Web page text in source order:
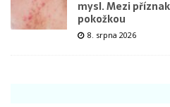
mysl. Mezi
pokožkou
8. srpna 2026